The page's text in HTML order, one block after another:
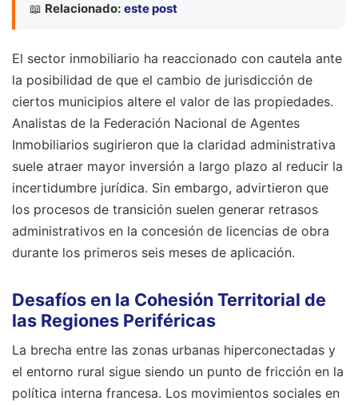
📖 Relacionado: este post
El sector inmobiliario ha reaccionado con cautela ante
la posibilidad de que el cambio de jurisdicción de
ciertos municipios altere el valor de las propiedades.
Analistas de la Federación Nacional de Agentes
Inmobiliarios sugirieron que la claridad administrativa
suele atraer mayor inversión a largo plazo al reducir la
incertidumbre jurídica. Sin embargo, advirtieron que
los procesos de transición suelen generar retrasos
administrativos en la concesión de licencias de obra
durante los primeros seis meses de aplicación.
Desafíos en la Cohesión Territorial de
las Regiones Periféricas
La brecha entre las zonas urbanas hiperconectadas y
el entorno rural sigue siendo un punto de fricción en la
política interna francesa. Los movimientos sociales en